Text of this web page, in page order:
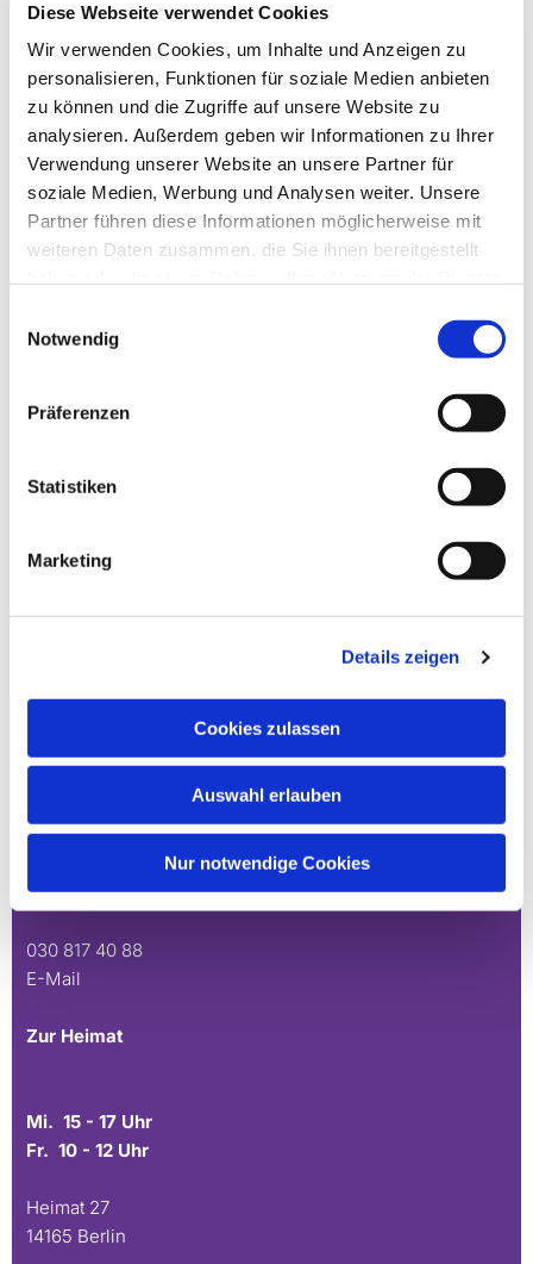
Diese Webseite verwendet Cookies
Wir verwenden Cookies, um Inhalte und Anzeigen zu
personalisieren, Funktionen für soziale Medien anbieten
zu können und die Zugriffe auf unsere Website zu
analysieren. Außerdem geben wir Informationen zu Ihrer
Verwendung unserer Website an unsere Partner für
soziale Medien, Werbung und Analysen weiter. Unsere
Partner führen diese Informationen möglicherweise mit
weiteren Daten zusammen, die Sie ihnen bereitgestellt
Notwendig
Präferenzen
Statistiken
Marketing
Details zeigen
Cookies zulassen
Auswahl erlauben
Nur notwendige Cookies
Ev. Gesamtkirchengemeinde Zehlendorf-Süd
Heimat 27 - 14165 Berlin
030 815 18 39
kontakt@evkirchezehlendorfsued.de
Bürozeiten an den Standorten der Ortskirchen
14165 Berlin
14167 Berlin
030 817 40 88
E-Mail
Zur Heimat
Mi. 15 - 17 Uhr
Fr. 10 - 12 Uhr
Heimat 27
14165 Berlin